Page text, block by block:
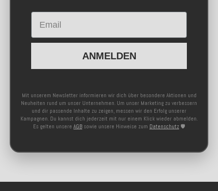
Email
ANMELDEN
Mit unserem Newsletter informieren wir dich über besondere Aktionen und
Neuheiten rund um unser Unternehmen. Um unser Marketing zu verbessern
und dir passende Inhalte zu zeigen, messen wir den Erfolg unserer
Kampagnen. Du kannst dich jederzeit mit nur einem Klick wieder abmelden.
Es gelten unsere AGB sowie unsere Hinweise zum Datenschutz 🛡️